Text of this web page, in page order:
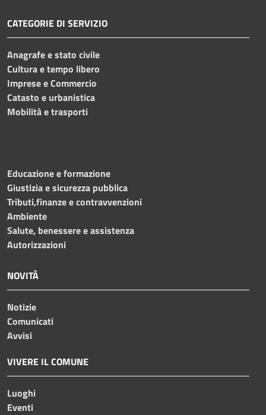
CATEGORIE DI SERVIZIO
Anagrafe e stato civile
Cultura e tempo libero
Imprese e Commercio
Catasto e urbanistica
Mobilità e trasporti
Educazione e formazione
Giustizia e sicurezza pubblica
Tributi,finanze e contravvenzioni
Ambiente
Salute, benessere e assistenza
Autorizzazioni
NOVITÀ
Notizie
Comunicati
Avvisi
VIVERE IL COMUNE
Luoghi
Eventi